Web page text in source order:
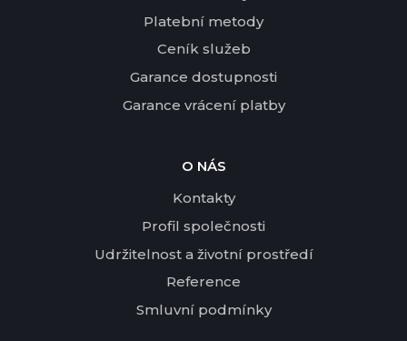
Platební metody
Ceník služeb
Garance dostupnosti
Garance vrácení platby
O NÁS
Kontakty
Profil společnosti
Udržitelnost a životní prostředí
Reference
Smluvní podmínky